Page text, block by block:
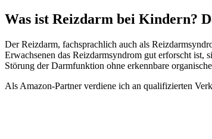
Was ist Reizdarm bei Kindern?
Der Reizdarm, fachsprachlich auch als
Erwachsenen das Reizdarmsyndrom gut erforscht
Störung der Darmfunktion ohne erkennbare
Als Amazon-Partner verdiene ich an qualifizierten